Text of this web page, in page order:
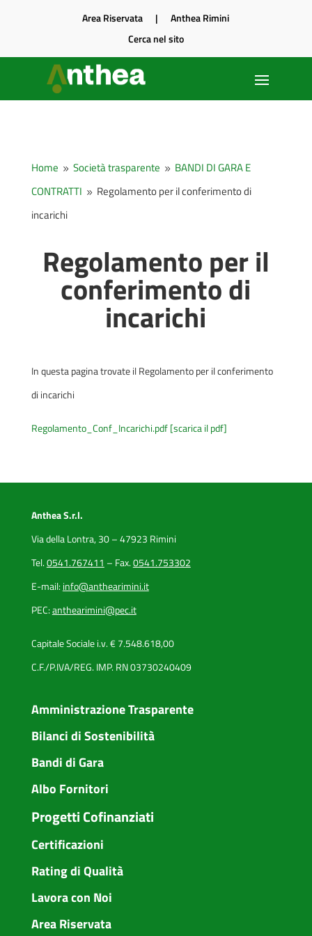
Area Riservata |Anthea Rimini
Cerca nel sito
Home 9 Società trasparente 9 BANDI DI GARA E
CONTRATTI 9 Regolamento per il conferimento di
incarichi
Regolamento per il
conferimento di
incarichi
In questa pagina trovate il Regolamento per il conferimento
di incarichi
Regolamento_Conf_Incarichi.pdf [scarica il pdf]
Anthea S.r.l.
Via della Lontra, 30 – 47923 Rimini
Tel.0541.767411 – Fax.0541.753302
E-mail: info@anthearimini.it
PEC:anthearimini@pec.it
Capitale Sociale i.v. € 7.548.618,00
C.F./P.IVA/REG. IMP. RN 03730240409
Amministrazione Trasparente
Bilanci di Sostenibilità
Bandi di Gara
Albo Fornitori
Progetti Cofinanziati
Certificazioni
Rating di Qualità
Lavora con Noi
Area Riservata